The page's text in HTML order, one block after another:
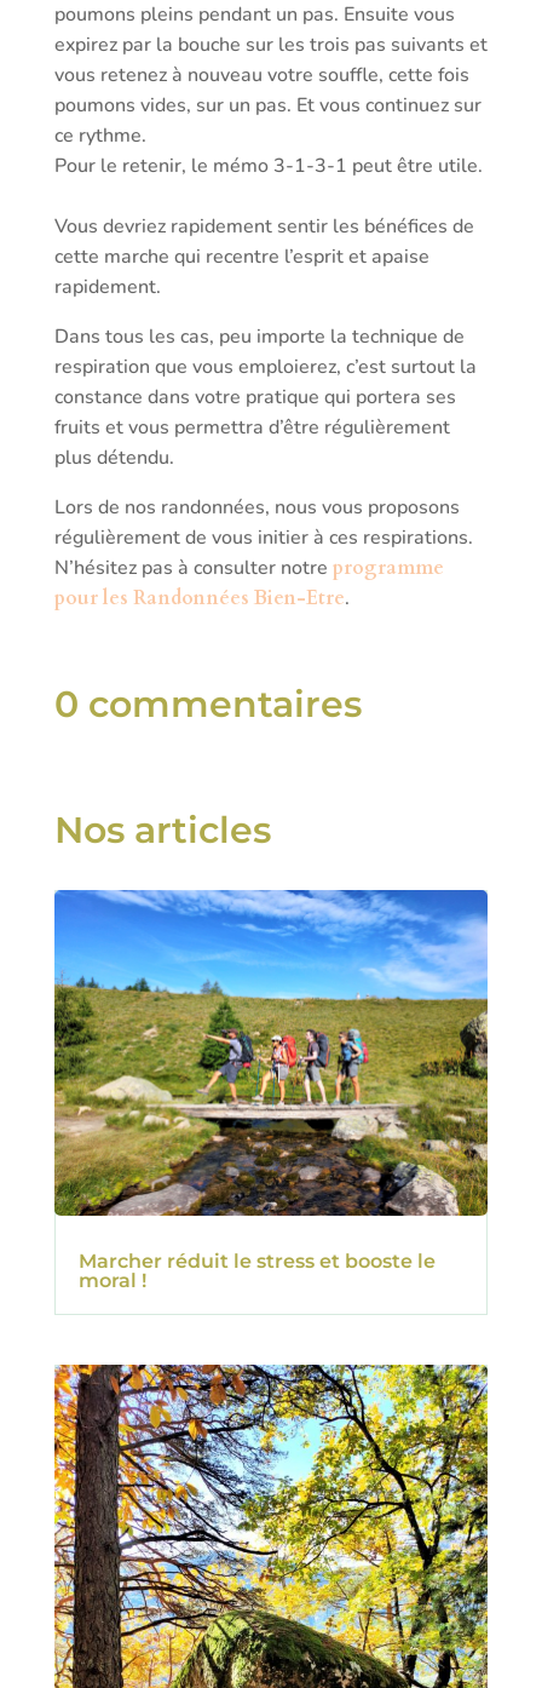
poumons pleins pendant un pas. Ensuite vous
expirez par la bouche sur les trois pas suivants et
vous retenez à nouveau votre souffle, cette fois
poumons vides, sur un pas. Et vous continuez sur
ce rythme.
Pour le retenir, le mémo 3-1-3-1 peut être utile.
Vous devriez rapidement sentir les bénéfices de
cette marche qui recentre l’esprit et apaise
rapidement.
Dans tous les cas, peu importe la technique de
respiration que vous emploierez, c’est surtout la
constance dans votre pratique qui portera ses
fruits et vous permettra d’être régulièrement
plus détendu.
Lors de nos randonnées, nous vous proposons
régulièrement de vous initier à ces respirations.
N’hésitez pas à consulter notre programme
pour les Randonnées Bien-Etre.
0 commentaires
Nos articles
Marcher réduit le stress et booste le
moral !